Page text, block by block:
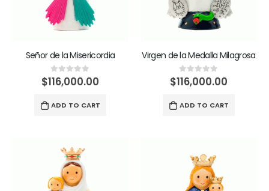
Señor de la Misericordia
0out of 5
$116,000.00
ADD TO CART
Virgen de la Medalla Milagrosa
0out of 5
$116,000.00
ADD TO CART